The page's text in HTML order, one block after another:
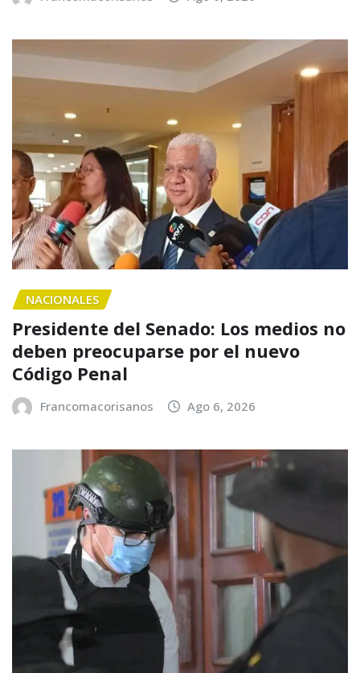
NACIONALES
Presidente del Senado: Los medios no
deben preocuparse por el nuevo
Código Penal
Francomacorisanos Ago 6, 2026